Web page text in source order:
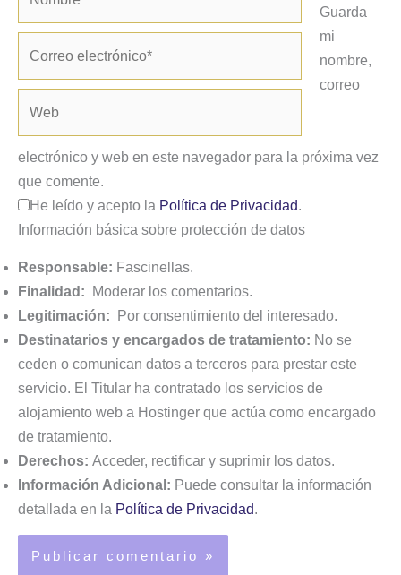
Guarda
mi
nombre,
correo
electrónico y web en este navegador para la próxima vez
que comente.
He leído y acepto la Política de Privacidad.
Información básica sobre protección de datos
Responsable: Fascinellas.
Finalidad: Moderar los comentarios.
Legitimación: Por consentimiento del interesado.
Destinatarios y encargados de tratamiento: No se
ceden o comunican datos a terceros para prestar este
servicio. El Titular ha contratado los servicios de
alojamiento web a Hostinger que actúa como encargado
de tratamiento.
Derechos: Acceder, rectificar y suprimir los datos.
Información Adicional: Puede consultar la información
detallada en la Política de Privacidad.